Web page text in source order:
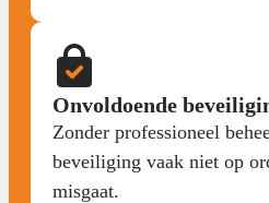
Onvoldoende
Zonder professioneel
beveiliging vaak niet op
misgaat.